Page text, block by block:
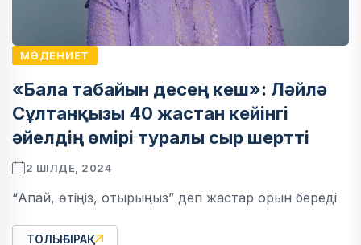
МӘДЕНИЕТ
«Бала табайын десең кеш»: Ләйлә
Сұлтанқызы 40 жастан кейінгі
әйелдің өмірі туралы сыр шертті
2 ШІЛДЕ, 2024
“Апай, өтіңіз, отырыңыз” деп жастар орын береді
ТОЛЫҒЫРАҚ